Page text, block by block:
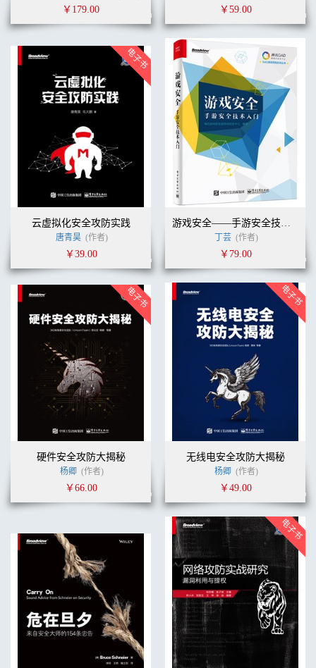
￥179.00 ￥59.00
云虚拟化安全攻防实践
唐青昊 (作者)
￥39.00
游戏安全——手游安全技术入门
丁芸 (作者)
￥79.00
硬件安全攻防大揭秘
杨卿 (作者)
￥66.00
无线电安全攻防大揭秘
杨卿 (作者)
￥49.00